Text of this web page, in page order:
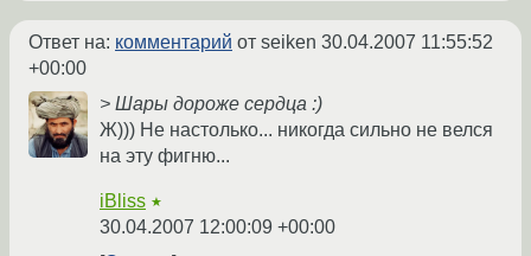
Ответ на: комментарий от seiken 30.04.2007 11:55:52
+00:00
> Шары дороже сердца :)
Ж))) Не настолько... никогда сильно не велся
на эту фигню...
iBliss ★
30.04.2007 12:00:09 +00:00